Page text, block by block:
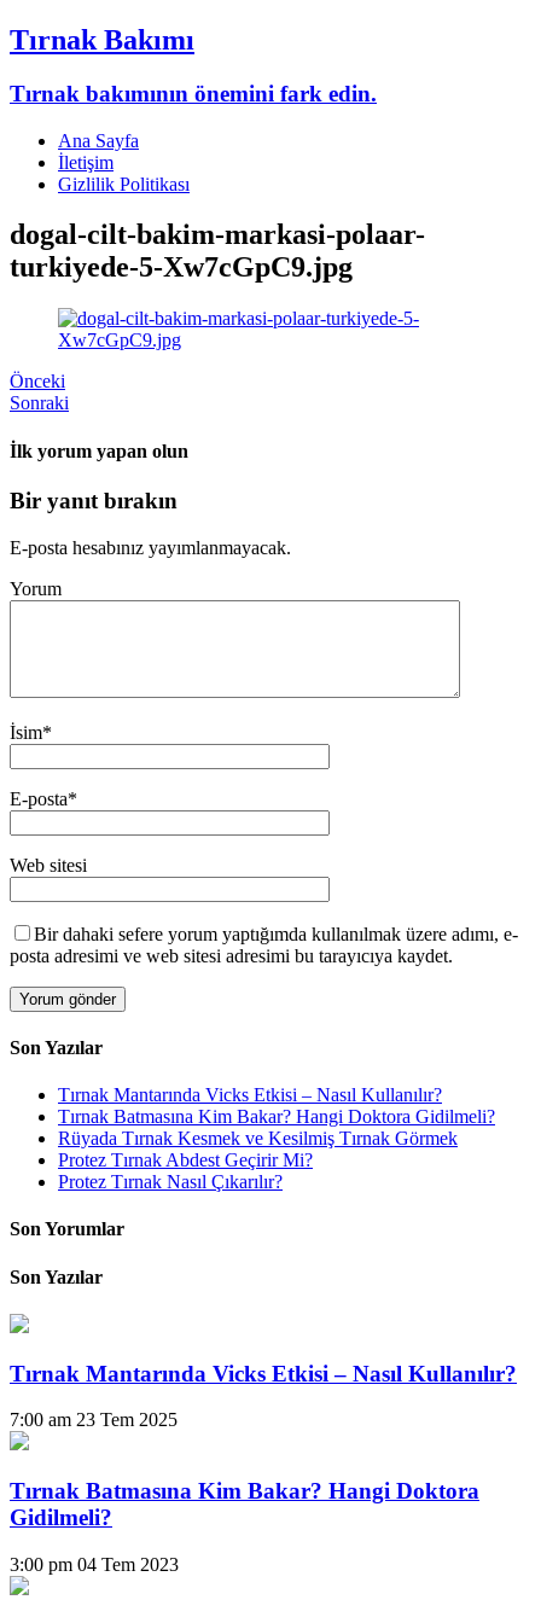
Tırnak Bakımı
Tırnak bakımının önemini fark edin.
Ana Sayfa
İletişim
Gizlilik Politikası
dogal-cilt-bakim-markasi-polaar-
turkiyede-5-Xw7cGpC9.jpg
Önceki
Sonraki
İlk yorum yapan olun
Bir yanıt bırakın
E-posta hesabınız yayımlanmayacak.
Yorum
İsim*
E-posta*
Web sitesi
Bir dahaki sefere yorum yaptığımda kullanılmak üzere adımı, e-
posta adresimi ve web sitesi adresimi bu tarayıcıya kaydet.
Son Yazılar
Tırnak Mantarında Vicks Etkisi – Nasıl Kullanılır?
Tırnak Batmasına Kim Bakar? Hangi Doktora Gidilmeli?
Rüyada Tırnak Kesmek ve Kesilmiş Tırnak Görmek
Protez Tırnak Abdest Geçirir Mi?
Protez Tırnak Nasıl Çıkarılır?
Son Yorumlar
Son Yazılar
Tırnak Mantarında Vicks Etkisi – Nasıl Kullanılır?
7:00 am 23 Tem 2025
Tırnak Batmasına Kim Bakar? Hangi Doktora
Gidilmeli?
3:00 pm 04 Tem 2023